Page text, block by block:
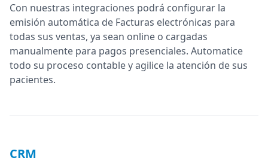
Con nuestras integraciones podrá configurar la
emisión automática de Facturas electrónicas para
todas sus ventas, ya sean online o cargadas
manualmente para pagos presenciales. Automatice
todo su proceso contable y agilice la atención de sus
pacientes.
CRM